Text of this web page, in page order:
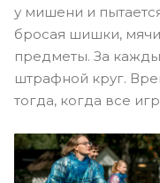
у мишени и
бросая шишки,
предметы. За
штрафной круг.
тогда, когда все